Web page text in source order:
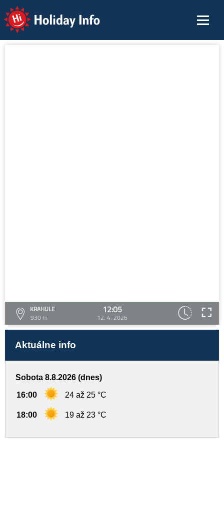
Holiday Info
KRAHULE
930 m
12:05
12. 4. 2026
Aktuálne info
Sobota 8.8.2026 (dnes)
16:00 24 až 25 °C
18:00 19 až 23 °C